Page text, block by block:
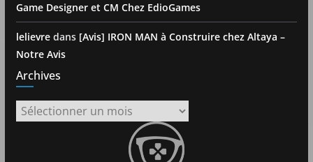
Game Designer et CM Chez EdioGames
lelievredans [Avis] IRON MAN à Construire chez Altaya –
Notre Avis
Archives
Archives